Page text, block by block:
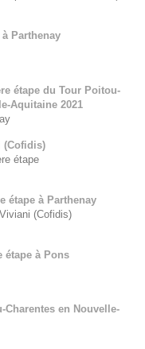
à Parthenay
étape du Tour Poitou-
Aquitaine 2021
(Cofidis)
étape
étape à Parthenay
(Cofidis)
étape à Pons
Charentes en Nouvelle-